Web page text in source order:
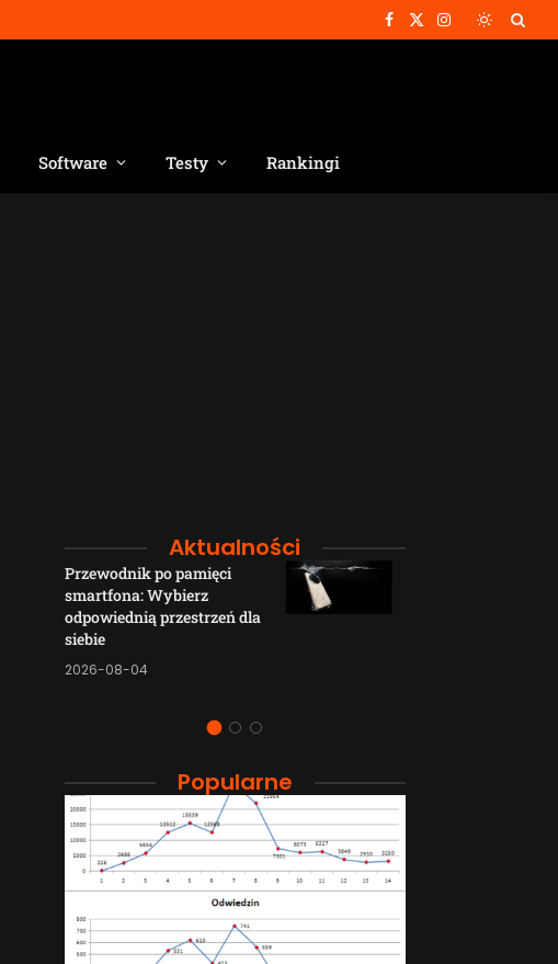
Facebook
X
Instagram
Software Testy Rankingi
Aktualności
Przewodnik po pamięci
smartfona: Wybierz
odpowiednią przestrzeń dla
siebie
2026-08-04
Popularne